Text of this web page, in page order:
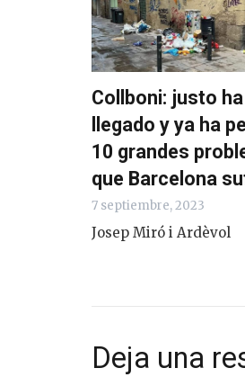
Collboni: justo ha
llegado y ya ha
10 grandes
que Barcelona
7 septiembre, 2023
Josep Miró i Ardèvol
Deja una